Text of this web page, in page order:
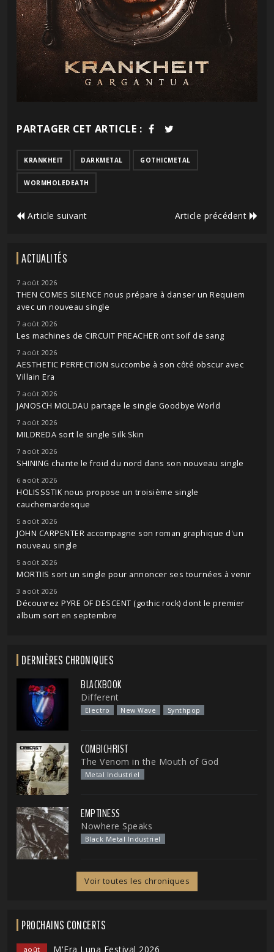
PARTAGER CET ARTICLE :
KRANKHEIT DARKMETAL GOTHICMETAL
WORMHOLEDEATH
Article suivant Article précédent
ACTUALITÉS
7 août 2026
THEN COMES SILENCE nous prépare à danser un Requiem
avec un nouveau single
7 août 2026
Les machines de CIRCUIT PREACHER ont soif de sang
7 août 2026
AESTHETIC PERFECTION succombe à son côté obscur avec
Villain Era
7 août 2026
JANOSCH MOLDAU partage le single Goodbye World
7 août 2026
MILDREDA sort le single Silk Skin
7 août 2026
SHINING chante le froid du nord dans son nouveau single
6 août 2026
HOLISSSTIK nous propose un troisième single
cauchemardesque
5 août 2026
JOHN CARPENTER accompagne son roman graphique d'un
nouveau single
5 août 2026
MORTIIS sort un single pour annoncer ses tournées à venir
3 août 2026
Découvrez PYRE OF DESCENT (gothic rock) dont le premier
album sort en septembre
DERNIÈRES CHRONIQUES
BLACKBOOK
Different
Electro New Wave Synthpop
COMBICHRIST
The Venom in the Mouth of God
Metal Industriel
EMPTINESS
Nowhere Speaks
Black Metal Industriel
Voir toutes les chroniques
PROCHAINS CONCERTS
août
M'Era Luna Festival 2026